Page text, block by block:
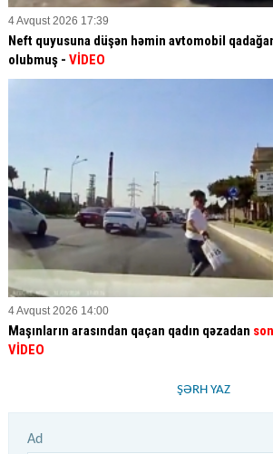
4 Avqust 2026 17:39
Neft quyusuna düşən həmin avtomobil
olubmuş - VİDEO
4 Avqust 2026 14:00
Maşınların arasından qaçan qadın qəzadan
VİDEO
ŞƏRH YAZ
Ad